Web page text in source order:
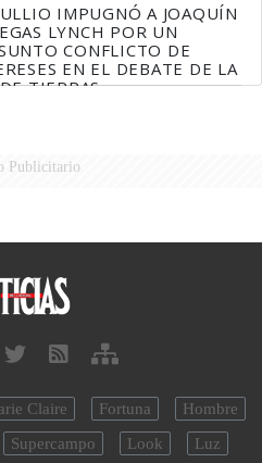
IMPUGNÓ A JOAQUÍN
LYNCH POR UN
CONFLICTO DE
EN EL DEBATE DE LA
TIERRAS
Publicitario
Claire Fortuna
Hombre
Supercampo Look Luz